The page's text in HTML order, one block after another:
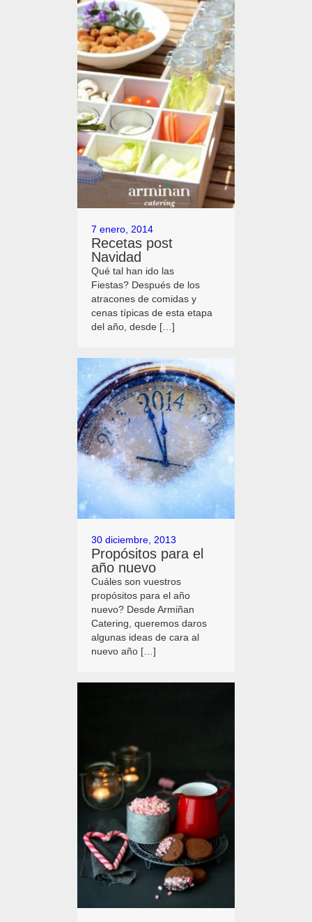
7 enero, 2014
Recetas post
Navidad
Qué tal han ido las
Fiestas? Después de los
atracones de comidas y
cenas típicas de esta etapa
del año, desde […]
30 diciembre, 2013
Propósitos para el
año nuevo
Cuáles son vuestros
propósitos para el año
nuevo? Desde Armiñan
Catering, queremos daros
algunas ideas de cara al
nuevo año […]